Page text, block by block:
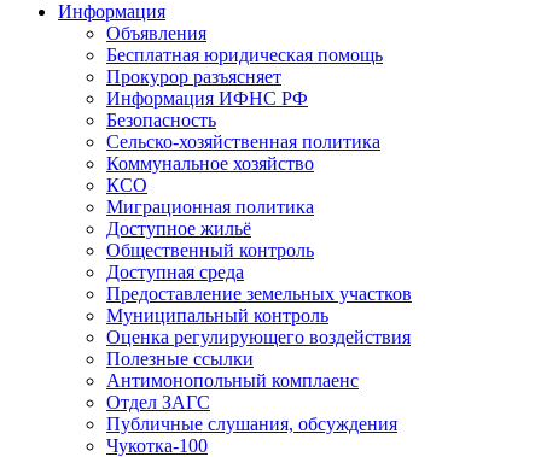
Информация
Объявления
Бесплатная юридическая помощь
Прокурор разъясняет
Информация ИФНС РФ
Безопасность
Сельско-хозяйственная политика
Коммунальное хозяйство
КСО
Миграционная политика
Доступное жильё
Общественный контроль
Доступная среда
Предоставление земельных участков
Муниципальный контроль
Оценка регулирующего воздействия
Полезные ссылки
Антимонопольный комплаенс
Отдел ЗАГС
Публичные слушания, обсуждения
Чукотка-100